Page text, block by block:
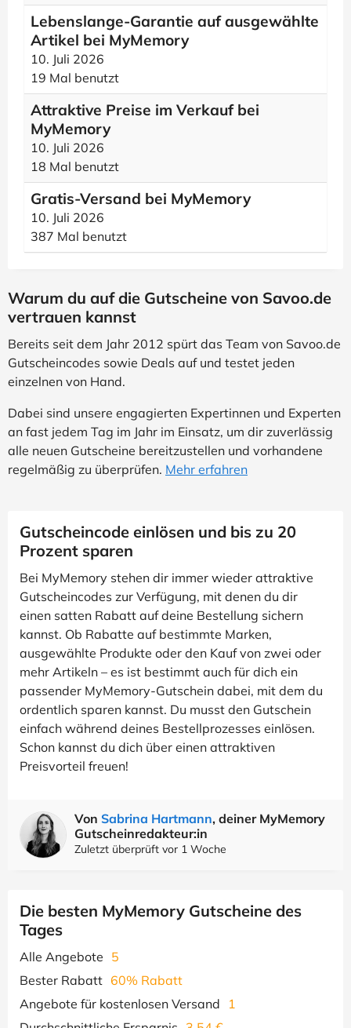
Lebenslange-Garantie auf ausgewählte
Artikel bei MyMemory
10. Juli 2026
19 Mal benutzt
Attraktive Preise im Verkauf bei
MyMemory
10. Juli 2026
18 Mal benutzt
Gratis-Versand bei MyMemory
10. Juli 2026
387 Mal benutzt
Warum du auf die Gutscheine von Savoo.de
vertrauen kannst
Bereits seit dem Jahr 2012 spürt das Team von Savoo.de
Gutscheincodes sowie Deals auf und testet jeden
einzelnen von Hand.
Dabei sind unsere engagierten Expertinnen und Experten
an fast jedem Tag im Jahr im Einsatz, um dir zuverlässig
alle neuen Gutscheine bereitzustellen und vorhandene
regelmäßig zu überprüfen. Mehr erfahren
Gutscheincode einlösen und bis zu 20
Prozent sparen
Bei MyMemory stehen dir immer wieder attraktive
Gutscheincodes zur Verfügung, mit denen du dir
einen satten Rabatt auf deine Bestellung sichern
kannst. Ob Rabatte auf bestimmte Marken,
ausgewählte Produkte oder den Kauf von zwei oder
mehr Artikeln – es ist bestimmt auch für dich ein
passender MyMemory-Gutschein dabei, mit dem du
ordentlich sparen kannst. Du musst den Gutschein
einfach während deines Bestellprozesses einlösen.
Schon kannst du dich über einen attraktiven
Preisvorteil freuen!
Von Sabrina Hartmann, deiner MyMemory
Gutscheinredakteur:in
Zuletzt überprüft vor 1 Woche
Die besten MyMemory Gutscheine des
Tages
Alle Angebote 5
Bester Rabatt 60% Rabatt
Angebote für kostenlosen Versand
1